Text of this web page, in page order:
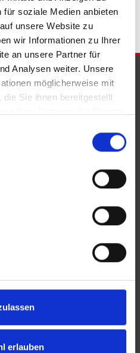
soziale Medien anbieten
unsere Website zu
wir Informationen zu Ihrer
an unsere Partner für
Analysen weiter. Unsere
möglicherweise mit
Sie ihnen bereitgestellt
erlauben